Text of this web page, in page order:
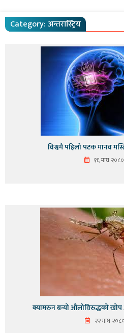
Category: अन्तरास्ट्रिय
विश्वमै पहिलो पटक मानव
१६ माघ
क्यामरुन बन्यो औलोविरुद्धको
२२ माघ